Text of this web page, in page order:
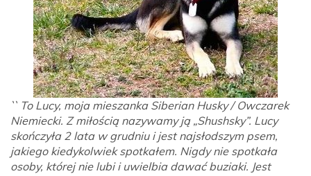
`` To Lucy, moja mieszanka Siberian Husky / Owczarek
Niemiecki. Z miłością nazywamy ją „Shushsky”. Lucy
skończyła 2 lata w grudniu i jest najsłodszym psem,
jakiego kiedykolwiek spotkałem. Nigdy nie spotkała
osoby, której nie lubi i uwielbia dawać buziaki. Jest